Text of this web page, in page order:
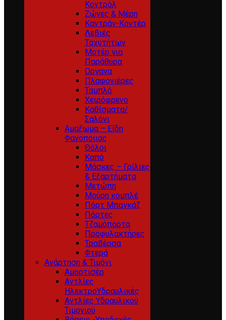
Κοντρόλ
Ζώνες & Μέρη
Καντράν-Κοντέρ
Λεβιές
Ταχυτήτων
Μοτέρ για
Παράθυρα
Οργανα
Πλαφονιέρες
Ταμπλό
Χειρόφρενο
Καθίσματα/
Σαλόνι
Αμαξωμα – Είδη
Φανοποιιας
Θόλοι
Καπό
Μάσκες – Γρίλιες
& Εξαρτήματα
Μετώπη
Μούρη κομπλέ
Πόρτ Μπαγκάζ
Πόρτες
Τζαμόπορτα
Προφυλακτήρες
Τραβέρσα
Φτερά
Ανάρτηση & Τιμόνι
Αμορτισέρ
Αντλίες
ΗλεκτροΥδραυλικές
Αντλίες Υδραυλικού
Τιμονιού